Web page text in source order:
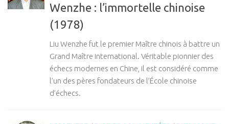
Wenzhe : l’immortelle chinoise
(1978)
Liu Wenzhe fut le premier Maître chinois à battre un
Grand Maître international. Véritable pionnier des
échecs modernes en Chine, il est considéré comme
l’un des pères fondateurs de l’École chinoise
d’échecs.